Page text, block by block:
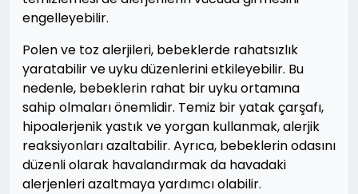
engelleyebilir.
Polen ve toz alerjileri, bebeklerde rahatsızlık
yaratabilir ve uyku düzenlerini etkileyebilir. Bu
nedenle, bebeklerin rahat bir uyku ortamına
sahip olmaları önemlidir. Temiz bir yatak çarşafı,
hipoalerjenik yastık ve yorgan kullanmak, alerjik
reaksiyonları azaltabilir. Ayrıca, bebeklerin odasını
düzenli olarak havalandırmak da havadaki
alerjenleri azaltmaya yardımcı olabilir.